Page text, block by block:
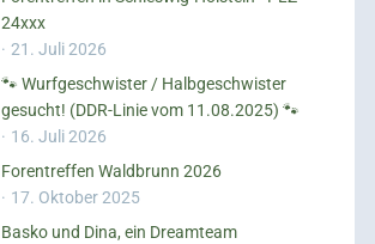
24xxx
21. Juli 2026
🐾 Wurfgeschwister / Halbgeschwister
gesucht! (DDR-Linie vom 11.08.2025) 🐾
16. Juli 2026
Forentreffen Waldbrunn 2026
17. Oktober 2025
Basko und Dina, ein Dreamteam